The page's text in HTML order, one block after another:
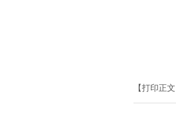
【打印正